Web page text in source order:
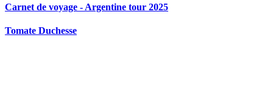
Carnet de voyage - Argentine tour 2025
Tomate Duchesse